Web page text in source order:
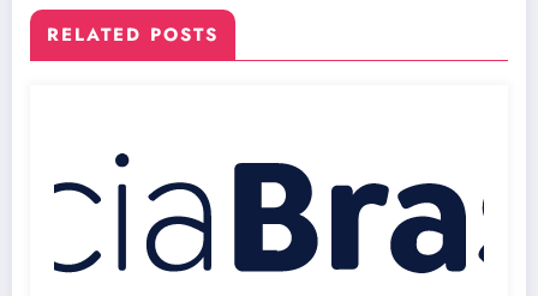
RELATED POSTS